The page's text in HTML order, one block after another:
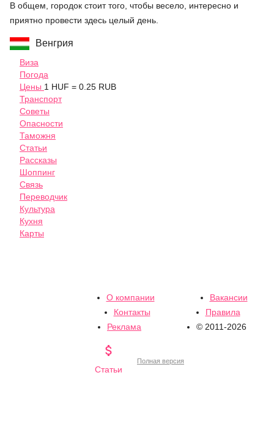
В общем, городок стоит того, чтобы весело, интересно и
приятно провести здесь целый день.
Венгрия
Виза
Погода
Цены 1 HUF = 0.25 RUB
Транспорт
Советы
Опасности
Таможня
Статьи
Рассказы
Шоппинг
Связь
Переводчик
Культура
Кухня
Карты
О компании
Вакансии
Контакты
Правила
Реклама
© 2011-2026

Статьи
Полная версия